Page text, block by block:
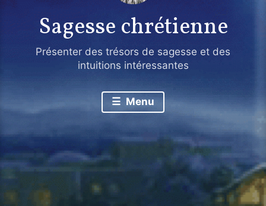
Sagesse chrétienne
Présenter des trésors de sagesse et des
intuitions intéressantes
Menu